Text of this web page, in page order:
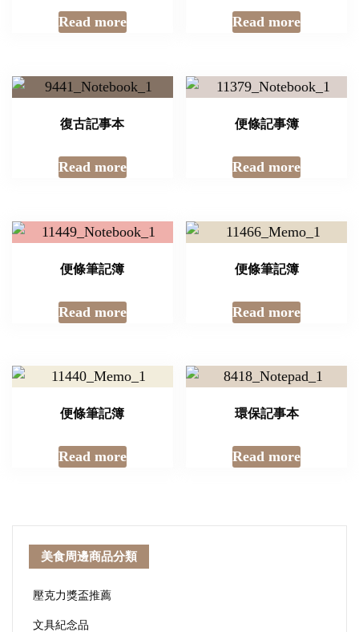
Read more Read more
復古記事本
Read more
便條記事簿
Read more
便條筆記簿
Read more
便條筆記簿
Read more
便條筆記簿
Read more
環保記事本
Read more
美食周邊商品分類
壓克力獎盃推薦
文具紀念品